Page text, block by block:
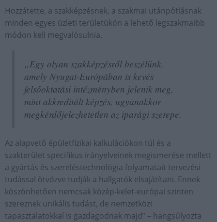
Hozzátette, a szakképzésnek, a szakmai utánpótlásnak
minden egyes üzleti területükön a lehető legszakmaibb
módon kell megvalósulnia.
„Egy olyan szakképzésről beszélünk,
amely Nyugat-Európában is kevés
felsőoktatási intézményben jelenik meg,
mint akkreditált képzés, ugyanakkor
megkérdőjelezhetetlen az iparági szerepe.
Az alapvető épületfizikai kalkulációkon túl és a
szakterület specifikus irányelveinek megismerése mellett
a gyártás és szereléstechnológia folyamatait tervezési
tudással ötvözve tudják a hallgatók elsajátítani. Ennek
köszönhetően nemcsak közép-kelet-európai szinten
szereznek unikális tudást, de nemzetközi
tapasztalatokkal is gazdagodnak majd” – hangsúlyozta